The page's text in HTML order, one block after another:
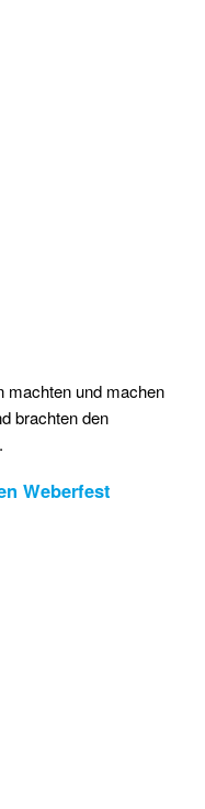
machten und machen
brachten den
Weberfest